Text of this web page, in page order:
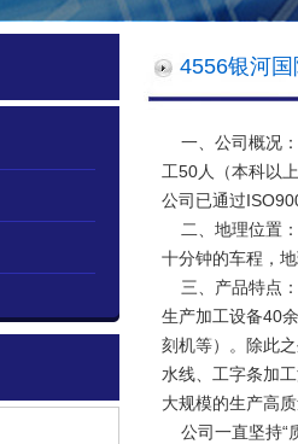
4556银河国
一、公司概况：
工50人（本科以
公司已通过
二、地理位置：
十分钟的车程，
三、产品特点：
生产加工设备40
刻机等）。除此
水线、工字条加
大规模的生产高
公司一直坚持“